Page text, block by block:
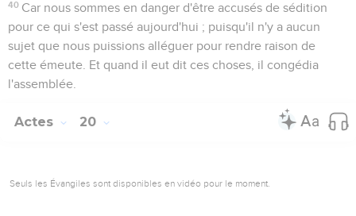
40 Car nous sommes en danger d'être accusés de sédition
pour ce qui s'est passé aujourd'hui ; puisqu'il n'y a aucun
sujet que nous puissions alléguer pour rendre raison de
cette émeute. Et quand il eut dit ces choses, il congédia
l'assemblée.
Actes 20
Seuls les Évangiles sont disponibles en vidéo pour le moment.